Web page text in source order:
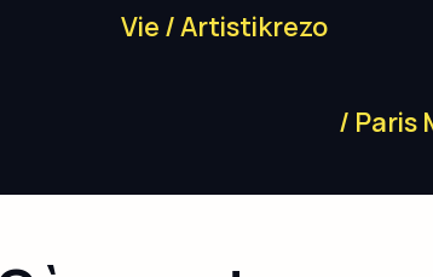
Vie /Artistikrezo
/ Paris